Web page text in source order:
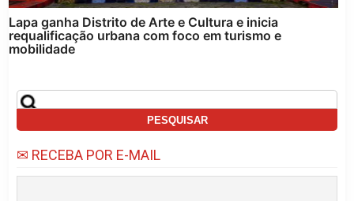
Lapa ganha Distrito de Arte e Cultura e inicia
requalificação urbana com foco em turismo e
mobilidade
✉ RECEBA POR E-MAIL